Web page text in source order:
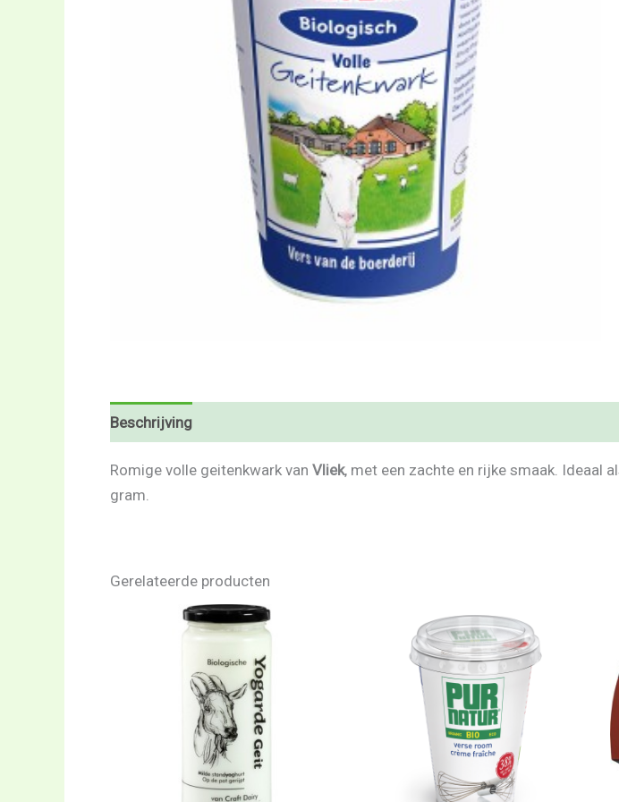
Beschrijving
Romige volle geitenkwark van Vliek, met een zachte en rijke smaak. Ideaal
gram.
Gerelateerde producten